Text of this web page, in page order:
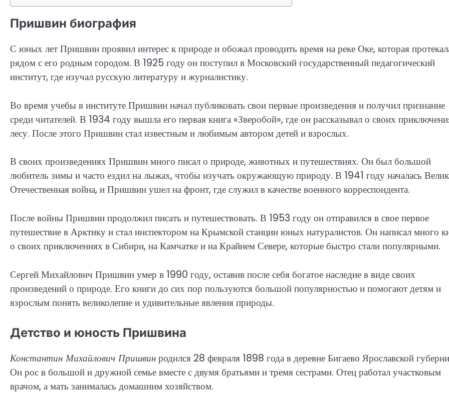
Пришвин биография
С юных лет Пришвин проявил интерес к природе и обожал проводить время на реке Оке, которая
рядом с его родным городом. В 1925 году он поступил в Московский государственный педагогический
институт, где изучал русскую литературу и журналистику.
Во время учебы в институте Пришвин начал публиковать свои первые произведения и получил признание
среди читателей. В 1934 году вышла его первая книга «Зверобой», где он рассказывал о своих
лесу. После этого Пришвин стал известным и любимым автором детей и взрослых.
В своих произведениях Пришвин много писал о природе, животных и путешествиях. Он был большой
любитель зимы и часто ездил на лыжах, чтобы изучать окружающую природу. В 1941 году началась
Отечественная война, и Пришвин ушел на фронт, где служил в качестве военного корреспондента.
После войны Пришвин продолжил писать и путешествовать. В 1953 году он отправился в свое первое
путешествие в Арктику и стал инспектором на Крымской станции юных натуралистов. Он написал много
о своих приключениях в Сибири, на Камчатке и на Крайнем Севере, которые быстро стали популярными.
Сергей Михайлович Пришвин умер в 1990 году, оставив после себя богатое наследие в виде своих
произведений о природе. Его книги до сих пор пользуются большой популярностью и помогают детям и
взрослым понять великолепие и удивительные явления природы.
Детство и юность Пришвина
Константин Михайлович Пришвинродился 28 февраля 1898 года в деревне Бигаево Ярославской
Он рос в большой и дружной семье вместе с двумя братьями и тремя сестрами. Отец работал участковым
врачом, а мать занималась домашним хозяйством.